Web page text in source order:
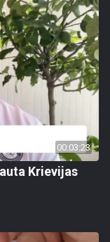
00:03:23
Krievijas